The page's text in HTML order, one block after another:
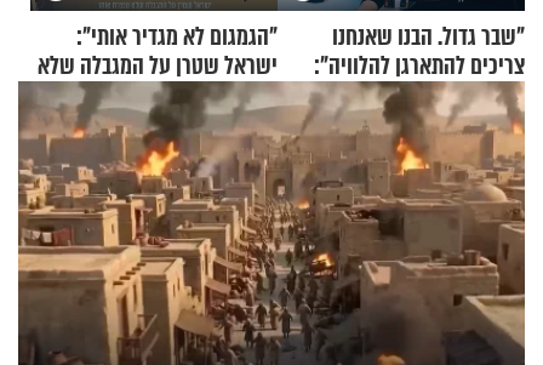
"שבר גדול. הבנו שאנחנו
צריכים להתארגן להלוויה":
זוגיות במבחן, הפעם עם מרים
וגד דנינו
"הגמגום לא מגדיר אותי":
ישראל שטרן על המגבלה שלא
עוצרת אותו